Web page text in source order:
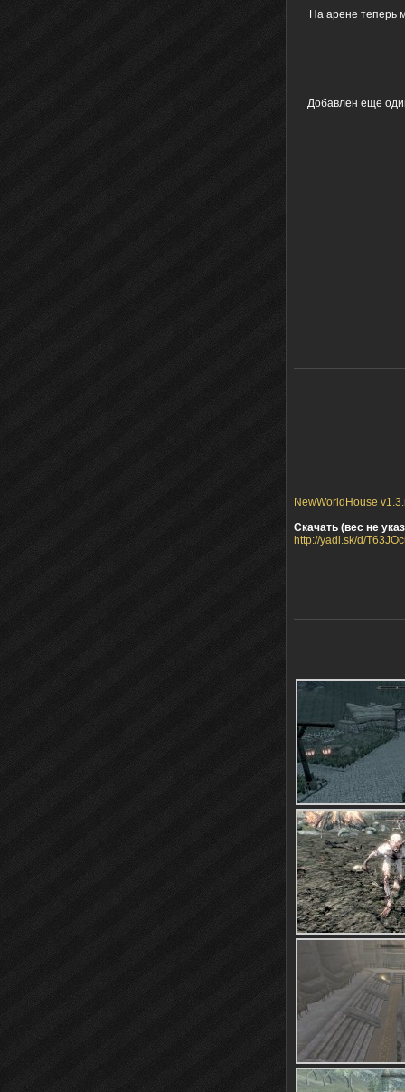
На арене теперь
Добавлен еще
NewWorldHouse
Скачать (вес не
http://yadi.sk/d/